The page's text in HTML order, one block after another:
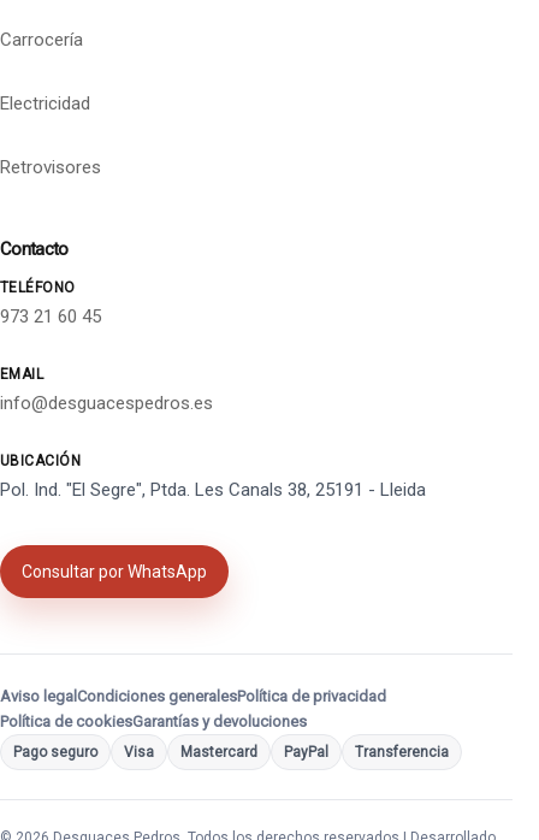
Carrocería
Electricidad
Retrovisores
Contacto
TELÉFONO
973 21 60 45
EMAIL
info@desguacespedros.es
UBICACIÓN
Pol. Ind. "El Segre", Ptda. Les Canals 38, 25191 - Lleida
Consultar por WhatsApp
Aviso legal Condiciones generalesPolítica de privacidad
Política de cookiesGarantías y devoluciones
Pago seguro Visa Mastercard PayPal Transferencia